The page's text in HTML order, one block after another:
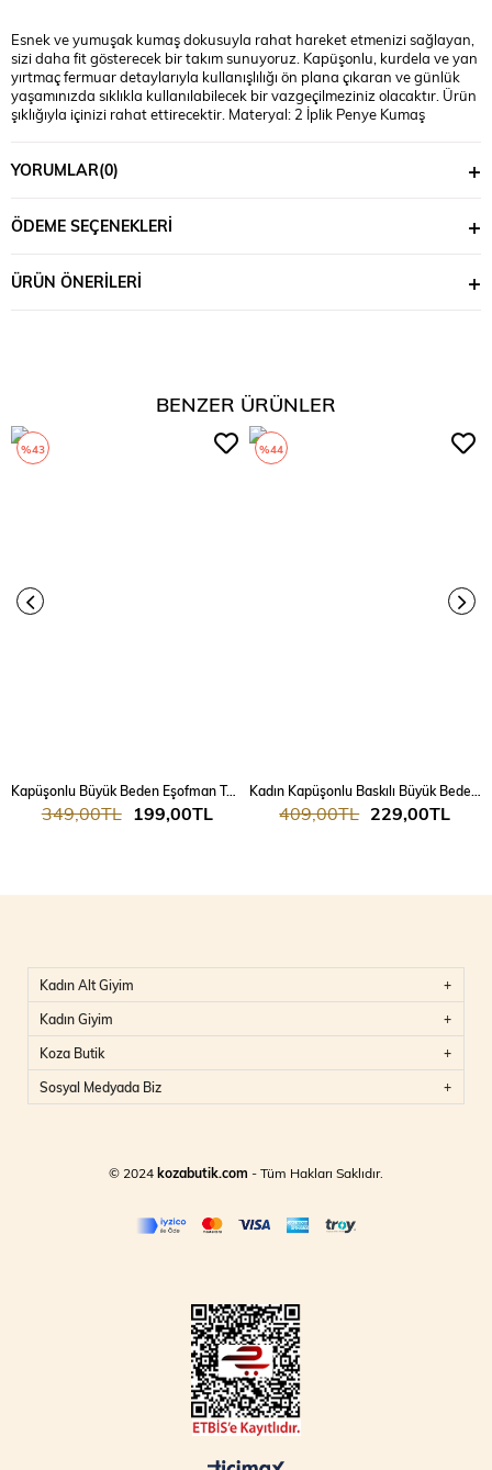
Esnek ve yumuşak kumaş dokusuyla rahat hareket etmenizi sağlayan,
sizi daha fit gösterecek bir takım sunuyoruz. Kapüşonlu, kurdela ve yan
yırtmaç fermuar detaylarıyla kullanışlılığı ön plana çıkaran ve günlük
yaşamınızda sıklıkla kullanılabilecek bir vazgeçilmeziniz olacaktır. Ürün
şıklığıyla içinizi rahat ettirecektir. Materyal: 2 İplik Penye Kumaş
Bel:90, Basen:118
YORUMLAR(0)
ÖDEME SEÇENEKLERI
ÜRÜN ÖNERILERI
BENZER ÜRÜNLER
Kapüşonlu Büyük Beden Eşofman Takımı 9379
199,00TL
349,00TL
%43
229,00TL
409,00TL
%44
Kadın Alt Giyim
Kadın Giyim
Koza Butik
Sosyal Medyada Biz
© 2024kozabutik.com - Tüm Hakları Saklıdır.